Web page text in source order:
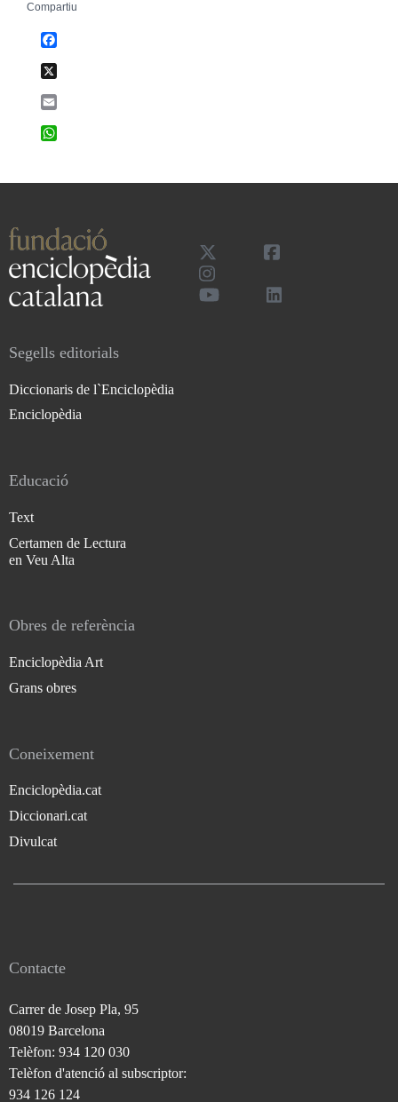
Compartiu
Segells editorials
Diccionaris de l`Enciclopèdia
Enciclopèdia
Educació
Text
Certamen de Lectura
en Veu Alta
Obres de referència
Enciclopèdia Art
Grans obres
Coneixement
Enciclopèdia.cat
Diccionari.cat
Divulcat
Contacte
Carrer de Josep Pla, 95
08019 Barcelona
Telèfon: 934 120 030
Telèfon d'atenció al subscriptor:
934 126 124